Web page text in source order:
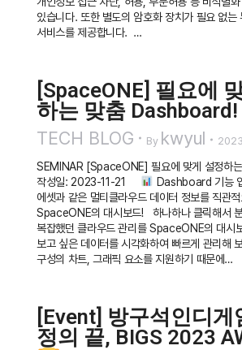
있습니다. 또한 별도의 암호화 장치가 필요 없는
서비스를 제공합니다. …
[SpaceONE] 필요에
하는 맞춤 Dashboard!
TECH BLOG By kwyul
SEMINAR [SpaceONE] 필요에 맞게 설정하
작성일: 2023-11-21
Dashboard 기능
에셋과 같은 멀티클라우드 데이터 정보를 직관
SpaceONE의 대시보드! 하나하나 클릭해서
복잡했던 클라우드 관리를 SpaceONE의 대시
보고 싶은 데이터를 시각화하여 빠르게 관리해
구성의 차트, 그래픽 요소를 지원하기 때문에…
[Event] 방구석인디게
정의 끝, BIGS 2023